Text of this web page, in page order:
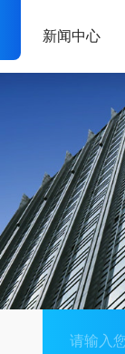
新闻中心